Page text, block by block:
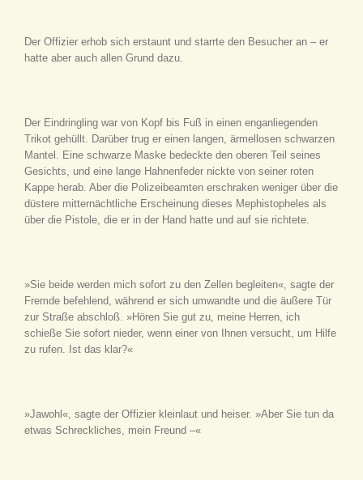
Der Offizier erhob sich erstaunt und starrte den Besucher an – er
hatte aber auch allen Grund dazu.
Der Eindringling war von Kopf bis Fuß in einen enganliegenden
Trikot gehüllt. Darüber trug er einen langen, ärmellosen schwarzen
Mantel. Eine schwarze Maske bedeckte den oberen Teil seines
Gesichts, und eine lange Hahnenfeder nickte von seiner roten
Kappe herab. Aber die Polizeibeamten erschraken weniger über die
düstere mitternächtliche Erscheinung dieses Mephistopheles als
über die Pistole, die er in der Hand hatte und auf sie richtete.
»Sie beide werden mich sofort zu den Zellen begleiten«, sagte der
Fremde befehlend, während er sich umwandte und die äußere Tür
zur Straße abschloß. »Hören Sie gut zu, meine Herren, ich
schieße Sie sofort nieder, wenn einer von Ihnen versucht, um Hilfe
zu rufen. Ist das klar?«
»Jawohl«, sagte der Offizier kleinlaut und heiser. »Aber Sie tun da
etwas Schreckliches, mein Freund –«